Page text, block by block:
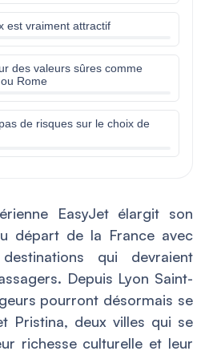
est vraiment attractif
des valeurs sûres comme
Rome
de risques sur le choix de
EasyJet élargit son
départ de la France avec
qui devraient
Depuis Lyon Saint-
pourront désormais se
Pristina, deux villes qui se
richesse culturelle et leur